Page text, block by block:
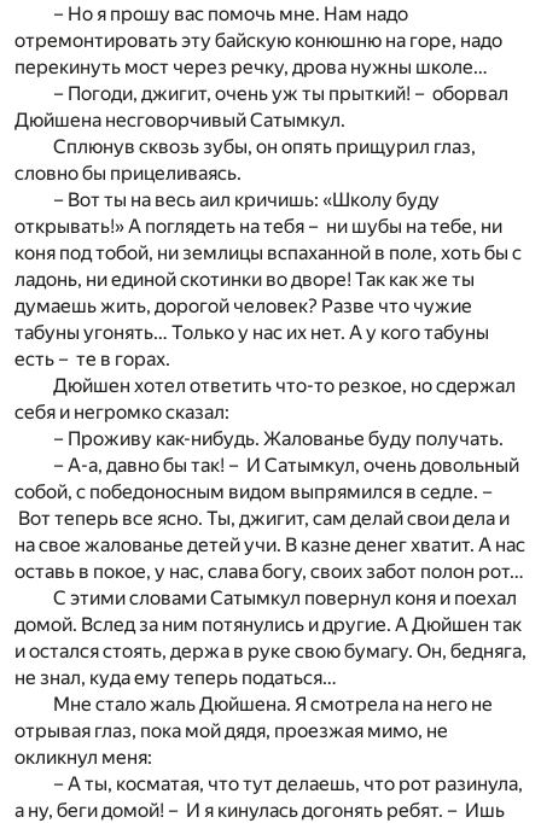
– Но я прошу вас помочь мне. Нам надо
отремонтировать эту байскую конюшню на горе, надо
перекинуть мост через речку, дрова нужны школе…
– Погоди, джигит, очень уж ты прыткий! – оборвал
Дюйшена несговорчивый Сатымкул.
Сплюнув сквозь зубы, он опять прищурил глаз,
словно бы прицеливаясь.
– Вот ты на весь аил кричишь: «Школу буду
открывать!» А поглядеть на тебя – ни шубы на тебе, ни
коня под тобой, ни землицы вспаханной в поле, хоть бы с
ладонь, ни единой скотинки во дворе! Так как же ты
думаешь жить, дорогой человек? Разве что чужие
табуны угонять… Только у нас их нет. А у кого табуны
есть – те в горах.
Дюйшен хотел ответить что-то резкое, но сдержал
себя и негромко сказал:
– Проживу как-нибудь. Жалованье буду получать.
– А-а, давно бы так! – И Сатымкул, очень довольный
собой, с победоносным видом выпрямился в седле. –
Вот теперь все ясно. Ты, джигит, сам делай свои дела и
на свое жалованье детей учи. В казне денег хватит. А нас
оставь в покое, у нас, слава богу, своих забот полон рот…
С этими словами Сатымкул повернул коня и поехал
домой. Вслед за ним потянулись и другие. А Дюйшен так
и остался стоять, держа в руке свою бумагу. Он, бедняга,
не знал, куда ему теперь податься…
Мне стало жаль Дюйшена. Я смотрела на него не
отрывая глаз, пока мой дядя, проезжая мимо, не
окликнул меня:
– А ты, косматая, что тут делаешь, что рот разинула,
а ну, беги домой! – И я кинулась догонять ребят. – Ишь